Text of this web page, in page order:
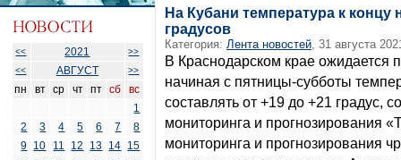
<< 2021
>>
<<
АВГУСТ >>
пн вт ср чт пт сб
вс
1
2
3 4 5 6 7
8
9 10 11 12 13 14 15
На Кубани температура к концу
градусов
Категория: Лента новостей, 31 августа
В Краснодарском крае ожидается
начиная с пятницы-субботы
составлять от +19 до +21 градус,
мониторинга и прогнозирования
мониторинга и прогнозирования